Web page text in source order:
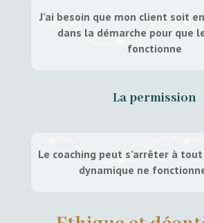
J’ai besoin que mon client soit
dans la démarche pour que
fonctionne
La permission
Le coaching peut s’arrêter à
dynamique ne